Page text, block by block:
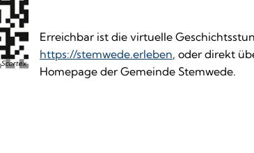
Erreichbar ist die virtuelle
https://stemwede.erleben, oder direkt
Homepage der Gemeinde Stemwede.